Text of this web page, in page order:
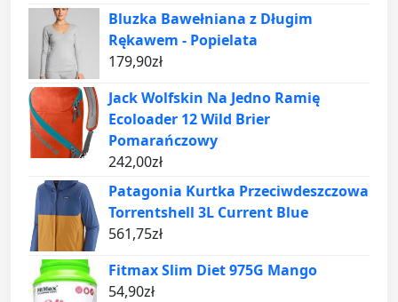
Bluzka Bawełniana z Długim
Rękawem - Popielata
179,90zł
Jack Wolfskin Na Jedno Ramię
Ecoloader 12 Wild Brier
Pomarańczowy
242,00zł
Patagonia Kurtka Przeciwdeszczowa
Torrentshell 3L Current Blue
561,75zł
Fitmax Slim Diet 975G Mango
54,90zł